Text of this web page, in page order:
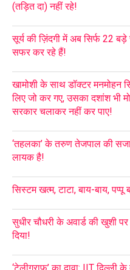
(तड़ित दा) नहीं रहे!
सूर्य की ज़िंदगी में अब सिर्फ 22
सफर कर रहे हैं!
खामोशी के साथ डॉक्टर मनमोहन
लिए जो कर गए, उसका दशांश भी
सरकार चलाकर नहीं कर पाए!
‘तहलका’ के तरुण तेजपाल की
लायक है!
सिस्टम खत्म, टाटा, बाय-बाय, पप्पू
सुधीर चौधरी के अवार्ड की खुशी
दिया!